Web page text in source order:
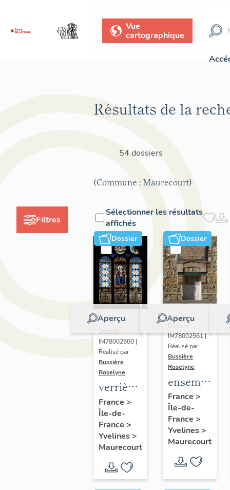
Vue
cartographique
Filtres
Résultats de la
54 dossiers
(Commune : Maurecourt)
Sélectionner les résultats
affichés
Dossier
Aperçu
Dossier
IM78002600 |
Réalisé par
Bussière
Roselyne
verrières
(7)
France >
Île-de-
France >
Yvelines>
Maurecourt
Dossier
Aperçu
IM78002561 |
Réalisé par
Bussière
Roselyne
ensemble
de 2
plaques
des
instituteurs
de Seine
et Oise
France >
Île-de-
France >
Yvelines>
Maurecourt